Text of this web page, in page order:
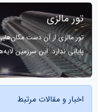
تور مالزی
تور مالزی از آن دست
پایانی ندارد. این سرزمین
اخبار و مقالات مرتبط